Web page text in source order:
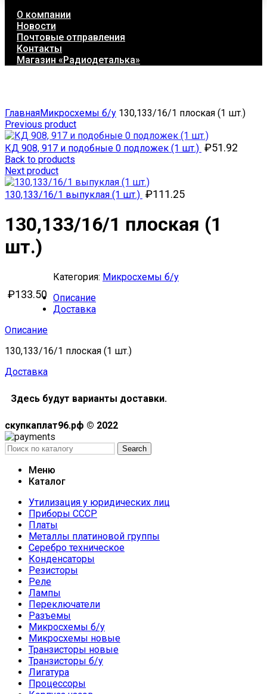
О компании
Новости
Почтовые отправления
Контакты
Магазин «Радиодеталька»
ГлавнаяМикросхемы б/у 130,133/16/1 плоская (1 шт.)
Previous product
КД 908, 917 и подобные 0 подложек (1 шт.) ₽51.92
Back to products
Next product
130,133/16/1 выпуклая (1 шт.) ₽111.25
130,133/16/1 плоская (1
шт.)
₽133.50
Категория: Микросхемы б/у
Описание
Доставка
Описание
130,133/16/1 плоская (1 шт.)
Доставка
Здесь будут варианты доставки.
скупкаплат96.рф © 2022
Search
Меню
Каталог
Утилизация у юридических лиц
Приборы СССР
Платы
Металлы платиновой группы
Серебро техническое
Конденсаторы
Резисторы
Реле
Лампы
Переключатели
Разъемы
Микросхемы б/у
Микросхемы новые
Транзисторы новые
Транзисторы б/у
Лигатура
Процессоры